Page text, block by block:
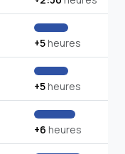
+5heures
+5heures
+6 heures